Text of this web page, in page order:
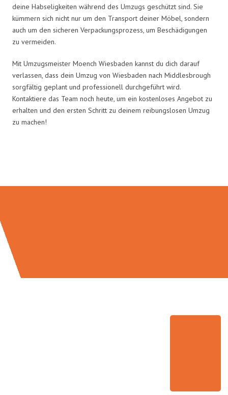
deine Habseligkeiten während des Umzugs geschützt sind. Sie
kümmern sich nicht nur um den Transport deiner Möbel, sondern
auch um den sicheren Verpackungsprozess, um Beschädigungen
zu vermeiden.
Mit Umzugsmeister Moench Wiesbaden kannst du dich darauf
verlassen, dass dein Umzug von Wiesbaden nach Middlesbrough
sorgfältig geplant und professionell durchgeführt wird.
Kontaktiere das Team noch heute, um ein kostenloses Angebot zu
erhalten und den ersten Schritt zu deinem reibungslosen Umzug
zu machen!